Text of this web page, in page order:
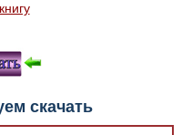
скачать